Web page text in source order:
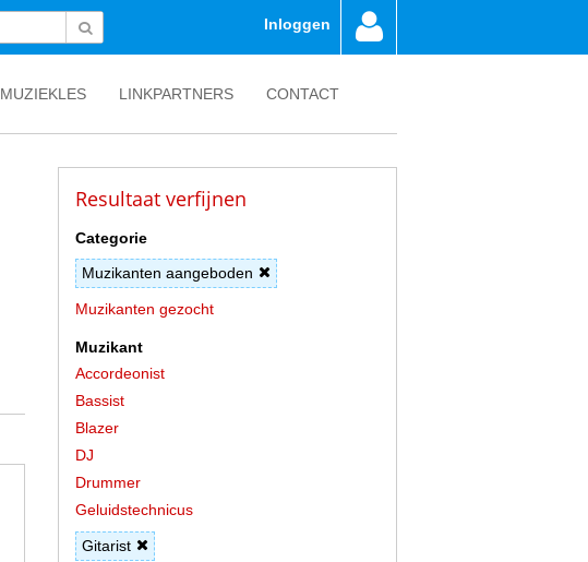
Inloggen
MUZIEKLES LINKPARTNERS CONTACT
Resultaat verfijnen
Categorie
Muzikanten aangeboden
Muzikanten gezocht
Muzikant
Accordeonist
Bassist
Blazer
DJ
Drummer
Geluidstechnicus
Gitarist